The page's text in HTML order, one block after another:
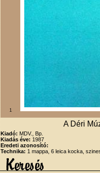
1
A Déri
Kiadó: MDV., Bp.
Kiadás éve: 1987
Eredeti azonosító:
Technika: 1 mappa, 6 leica kocka,